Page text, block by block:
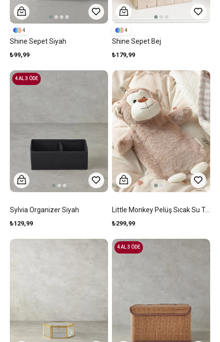
Shine Sepet Siyah
₺99,99
4
Shine Sepet Bej
₺179,99
4
Sylvia Organizer Siyah
₺129,99
4 AL 3 ÖDE
Little Monkey Pelüş Sıcak Su Torbası Bej
₺299,99
4 AL 3 ÖDE